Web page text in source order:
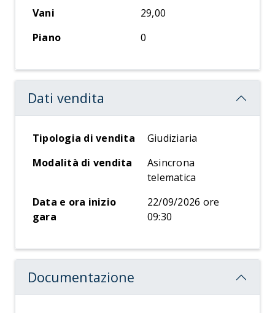
Vani
29,00
Piano
0
Dati vendita
Tipologia di vendita
Giudiziaria
Modalità di vendita
Asincrona
telematica
Data e ora inizio
gara
22/09/2026 ore
09:30
Documentazione